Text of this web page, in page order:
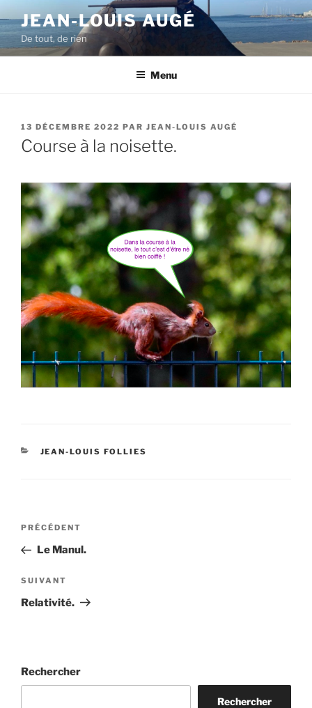
au
contenu
principal
JEAN-LOUIS AUGÉ
De tout, de rien
Menu
PUBLIÉ
LE
13 DÉCEMBRE 2022 PAR JEAN-LOUIS AUGÉ
Course à la noisette.
CATÉGORIES
JEAN-LOUIS FOLLIES
Navigation
l’article
Article
précédent
PRÉCÉDENT
Le Manul.
Article
suivant
SUIVANT
Relativité.
Rechercher
Rechercher